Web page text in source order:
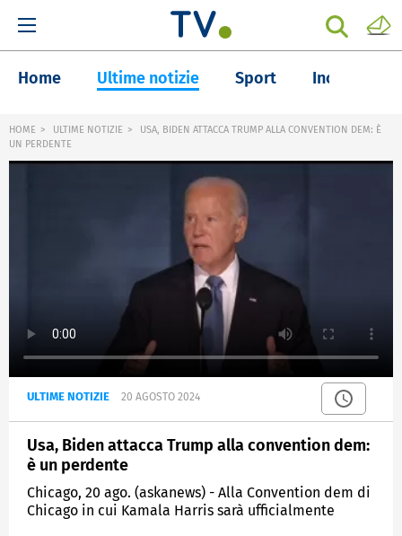
Home Ultime notizie Sport Inchieste
HOME ULTIME NOTIZIE
USA, BIDEN ATTACCA TRUMP ALLA CONVENTION DEM: È
UN PERDENTE
ULTIME NOTIZIE 20 AGOSTO 2024
Usa, Biden attacca Trump alla convention dem:
è un perdente
Chicago, 20 ago. (askanews) - Alla Convention dem di
Chicago in cui Kamala Harris sarà ufficialmente